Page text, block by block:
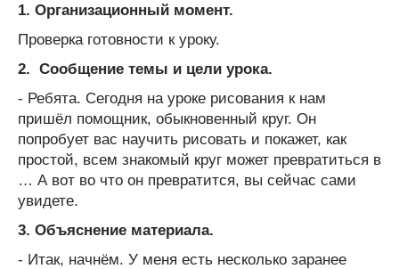
1. Организационный момент.
Проверка готовности к уроку.
2. Сообщение темы и цели урока.
- Ребята. Сегодня на уроке рисования к нам
пришёл помощник, обыкновенный круг. Он
попробует вас научить рисовать и покажет, как
простой, всем знакомый круг может превратиться в
… А вот во что он превратится, вы сейчас сами
увидете.
3. Объяснение материала.
- Итак, начнём. У меня есть несколько заранее